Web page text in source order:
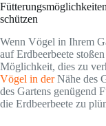
schützen
Wenn Vögel in Ihrem
auf Erdbeerbeete
Möglichkeit, dies zu
Vögel in derNähe des
des Gartens genügend
die Erdbeerbeete zu